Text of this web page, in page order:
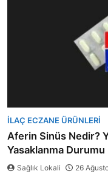
İLAÇ ECZANE ÜRÜNLERI
Aferin Sinüs Nedir?
Yasaklanma Durumu
Sağlık Lokali 26